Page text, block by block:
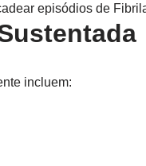
episódios de
incluem: